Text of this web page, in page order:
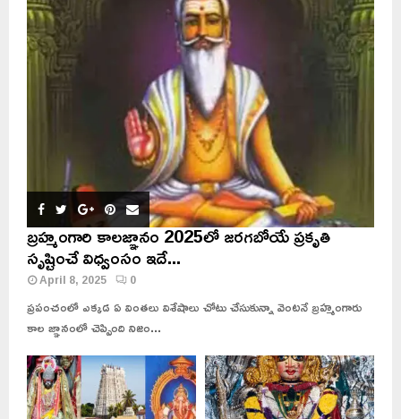
బ్రహ్మంగారి కాలజ్ఞానం 2025లో జరగబోయే ప్రకృతి
సృష్టించే విధ్వంసం ఇదే...
April 8, 2025 0
ప్రపంచంలో ఎక్కడ ఏ వింతలు విశేషాలు చోటు చేసుకున్నా వెంటనే బ్రహ్మంగారు
కాల జ్ఞానంలో చెప్పింది నిజం...